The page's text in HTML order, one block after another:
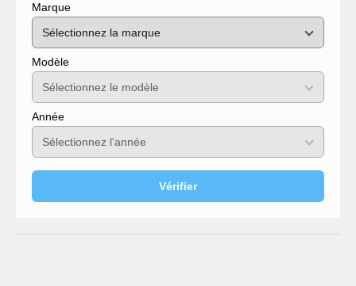
Marque
Modèle
Année
Vérifier